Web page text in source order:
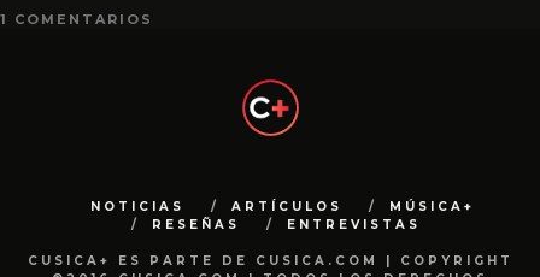
1 COMENTARIOS
NOTICIAS ARTÍCULOS
MÚSICA+
RESEÑAS
ENTREVISTAS
CUSICA+ ES PARTE DE CUSICA.COM | COPYRIGHT